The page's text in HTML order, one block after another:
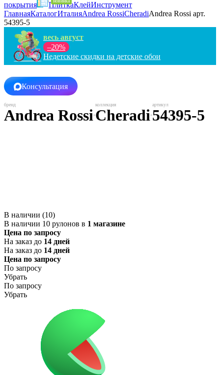
покрытия
ПлиткаКлейИнструмент
ГлавнаяКаталогИталияAndrea RossiCheradiAndrea Rossi арт.
54395-5
весь август
–20%
Недетские скидки на детские обои
Консультация
Andrea RossiCheradi54395-5
В наличии (10)
В наличии 10 рулонов в 1 магазине
Цена по запросу
На заказ до 14 дней
На заказ до 14 дней
Цена по запросу
По запросу
Убрать
По запросу
Убрать